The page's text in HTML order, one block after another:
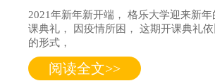
2021年新年新开端， 格乐大学迎来新
课典礼， 因疫情所困， 这期开课典礼
的形式，
阅读全文>>